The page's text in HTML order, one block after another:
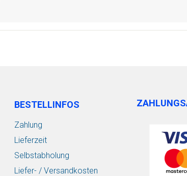
BESTELLINFOS
Zahlung
Lieferzeit
Selbstabholung
Liefer- / Versandkosten